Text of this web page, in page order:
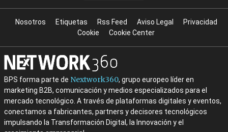
Nosotros Etiquetas Rss Feed Aviso Legal
Privacidad
Cookie
Cookie Center
BPS forma parte de Nextwork360, grupo europeo líder en
marketing B2B, comunicación y medios especializados para el
mercado tecnológico. A través de plataformas digitales y eventos,
conectamos a fabricantes, partners y decisores tecnológicos
impulsando la Transformación Digital, la Innovación y el